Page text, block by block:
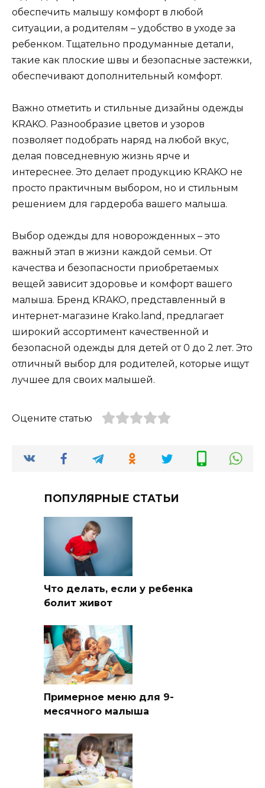
обеспечить малышу комфорт в любой
ситуации, а родителям – удобство в уходе за
ребенком. Тщательно продуманные детали,
такие как плоские швы и безопасные застежки,
обеспечивают дополнительный комфорт.
Важно отметить и стильные дизайны одежды
KRAKO. Разнообразие цветов и узоров
позволяет подобрать наряд на любой вкус,
делая повседневную жизнь ярче и
интереснее. Это делает продукцию KRAKO не
просто практичным выбором, но и стильным
решением для гардероба вашего малыша.
Выбор одежды для новорожденных – это
важный этап в жизни каждой семьи. От
качества и безопасности приобретаемых
вещей зависит здоровье и комфорт вашего
малыша. Бренд KRAKO, представленный в
интернет-магазине Krako.land, предлагает
широкий ассортимент качественной и
безопасной одежды для детей от 0 до 2 лет. Это
отличный выбор для родителей, которые ищут
лучшее для своих малышей.
Оцените статью
ПОПУЛЯРНЫЕ СТАТЬИ
Что делать, если у ребенка
болит живот
Примерное меню для 9-
месячного малыша